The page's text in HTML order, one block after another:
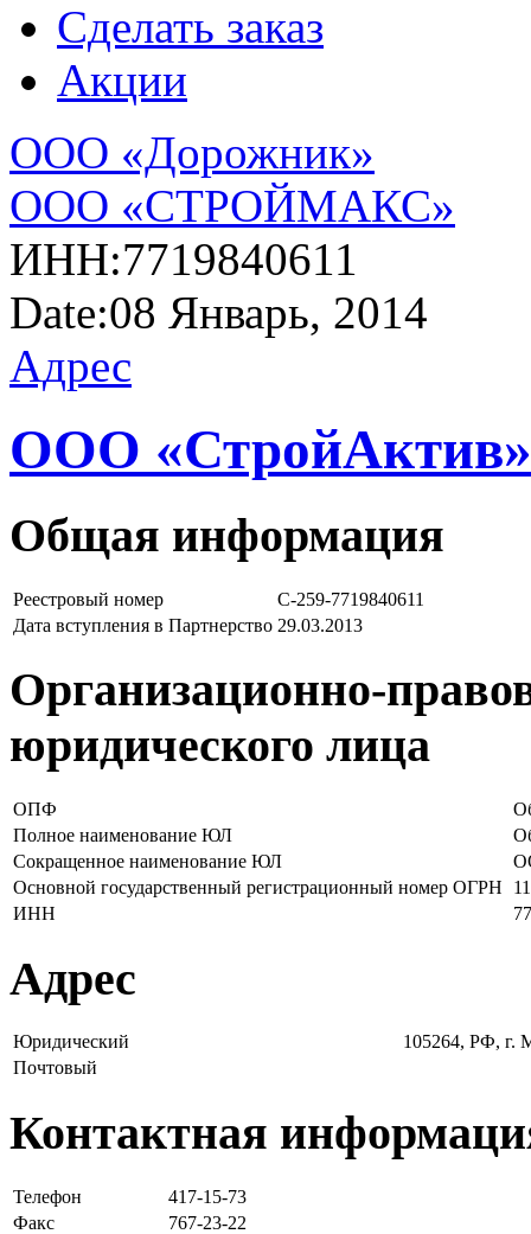
Сделать заказ
Акции
ООО «Дорожник»
ООО «СТРОЙМАКС»
ИНН:7719840611
Date:08 Январь, 2014
Адрес
ООО «СтройАктив»
Общая информация
Реестровый номер
С-259-7719840611
Дата вступления в Партнерство 29.03.2013
Организационно-
юридического лица
ОПФ
Полное наименование ЮЛ
Сокращенное наименование ЮЛ
Основной государственный регистрационный номер ОГРН
ИНН
Адрес
Юридический
105264, РФ, г.
Почтовый
Контактная
Телефон
417-15-73
Факс
767-23-22